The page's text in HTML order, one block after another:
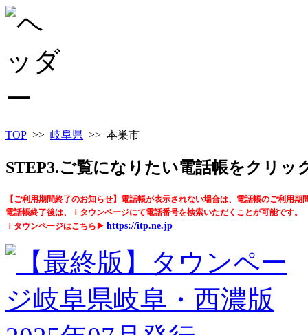
TOP >> 岐阜県 >> 本巣市
STEP3.ご覧になりたい電話帳をクリッ
【ご利用期間終了のお知らせ】電話帳が表示されない場合は、電話帳のご利用期
電話帳終了後は、ｉタウンページにて電話番号を検索いただくことが可能です。
ｉタウンページはこちら▶ https://itp.ne.jp